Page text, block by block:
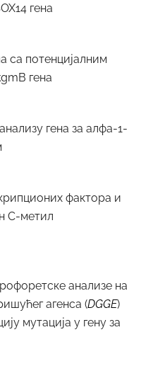
гена
са потенцијалним
гена
гена за алфа-1-
фактора и
С-метил
анализе на
агенса (DGGE)
мутација у гену за